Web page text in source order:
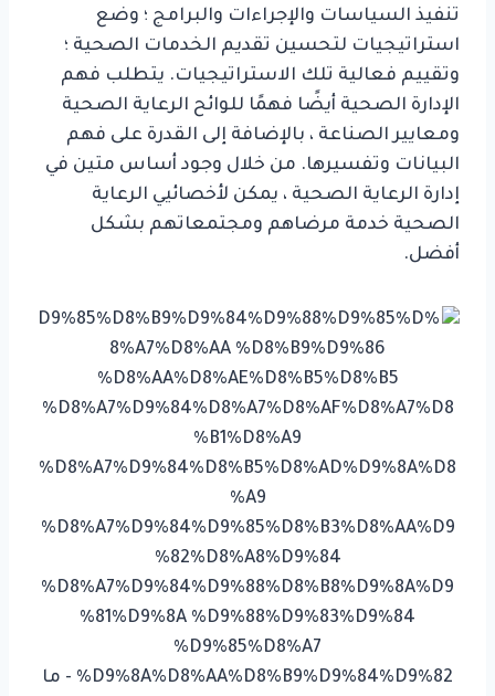
تنفيذ السياسات والإجراءات والبرامج ؛ وضع
استراتيجيات لتحسين تقديم الخدمات الصحية ؛
وتقييم فعالية تلك الاستراتيجيات. يتطلب فهم
الإدارة الصحية أيضًا فهمًا للوائح الرعاية الصحية
ومعايير الصناعة ، بالإضافة إلى القدرة على فهم
البيانات وتفسيرها. من خلال وجود أساس متين في
إدارة الرعاية الصحية ، يمكن لأخصائيي الرعاية
الصحية خدمة مرضاهم ومجتمعاتهم بشكل
أفضل.